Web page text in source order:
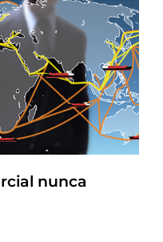
nunca